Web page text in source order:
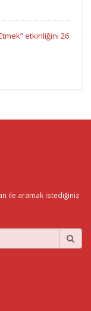
etkinliğini 26
ile aramak istediğiniz